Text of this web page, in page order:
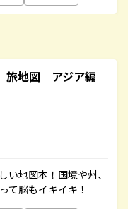
旅地図 アジア編
い地図本！国境や州、
て脳もイキイキ！